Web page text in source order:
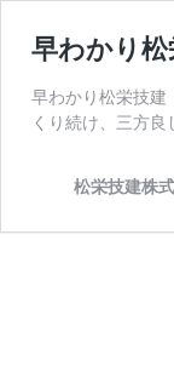
早わかり松
早わかり松栄技建
くり続け、三方
松栄技建株